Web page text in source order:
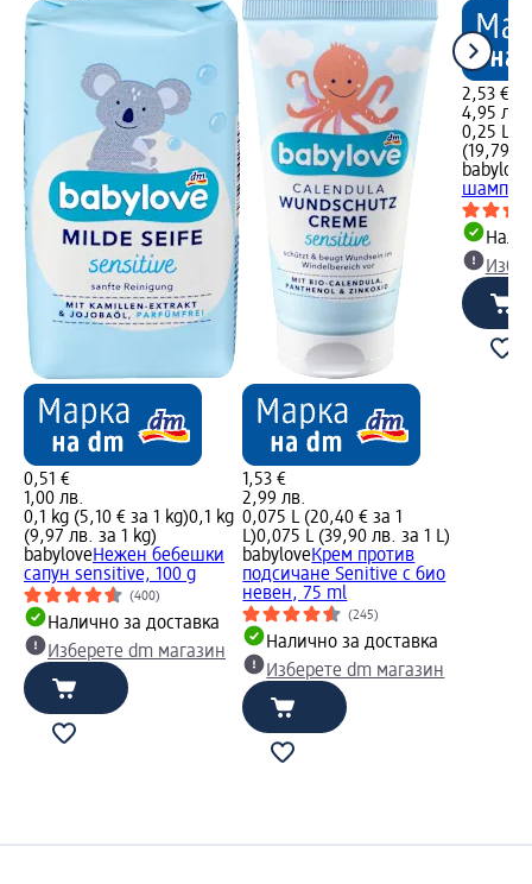
0,51 €
1,00 лв.
0,1 kg (5,10 € за 1 kg)0,1 kg
(9,97 лв. за 1 kg)
babyloveНежен бебешки
сапун sensitive, 100 g
(400)
Налично за доставка
Изберете dm магазин
1,53 €
2,99 лв.
0,075 L (20,40 € за 1
L)0,075 L (39,90 лв. за 1 L)
babyloveКрем против
подсичане Senitive с био
невен, 75 ml
(245)
Налично за доставка
Изберете dm магазин
2,53 €
4,95 лв.
0,25 L
(19,79
babylove